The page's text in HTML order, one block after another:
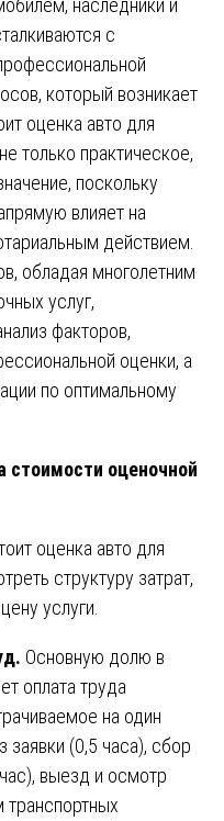
наследники и
с
который возникает
оценка авто для
только практическое,
поскольку
влияет на
действием.
обладая многолетним
услуг,
факторов,
оценки, а
по оптимальному
стоимости оценочной
оценка авто для
структуру затрат,
услуги.
Основную долю в
оплата труда
на один
заявки (0,5 часа), сбор
выезд и осмотр